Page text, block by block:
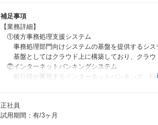
補足事項
【業務詳細】
①後方事務処理支援システム
事務処理部門向けシステムの基盤を提供するシス
基盤としてはクラウド上に構築しており、クラウ
②インターネットバンキングシステム
銀行様が重視するインターネットバンキング、
③大規模NW基盤・ESB基盤システム
銀行システム共通のNW及びESB基盤を提供するシ
正社員
試用期間：有/3ヶ月